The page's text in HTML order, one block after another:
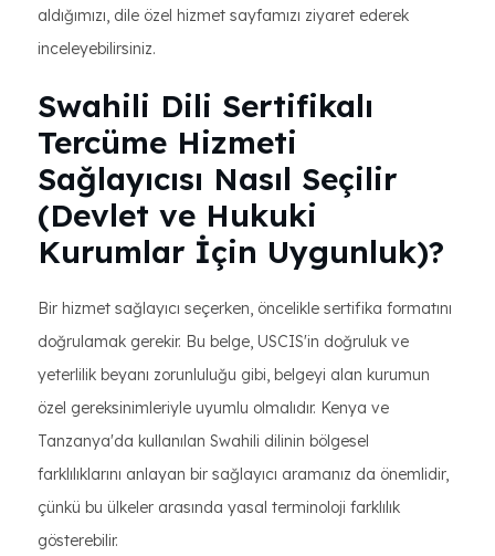
aldığımızı, dile özel hizmet sayfamızı ziyaret ederek
inceleyebilirsiniz.
Swahili Dili Sertifikalı
Tercüme Hizmeti
Sağlayıcısı Nasıl Seçilir
(Devlet ve Hukuki
Kurumlar İçin Uygunluk)?
Bir hizmet sağlayıcı seçerken, öncelikle sertifika formatını
doğrulamak gerekir. Bu belge, USCIS'in doğruluk ve
yeterlilik beyanı zorunluluğu gibi, belgeyi alan kurumun
özel gereksinimleriyle uyumlu olmalıdır. Kenya ve
Tanzanya'da kullanılan Swahili dilinin bölgesel
farklılıklarını anlayan bir sağlayıcı aramanız da önemlidir,
çünkü bu ülkeler arasında yasal terminoloji farklılık
gösterebilir.